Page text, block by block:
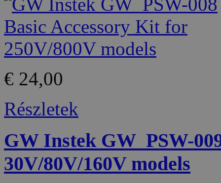
€ 24,00
Részletek
GW Instek GW_PSW-
30V/80V/160V models